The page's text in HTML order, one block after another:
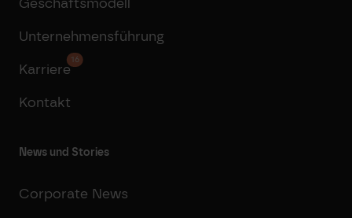
Unternehmensführung
Karriere
16
Kontakt
News und Stories
Corporate News